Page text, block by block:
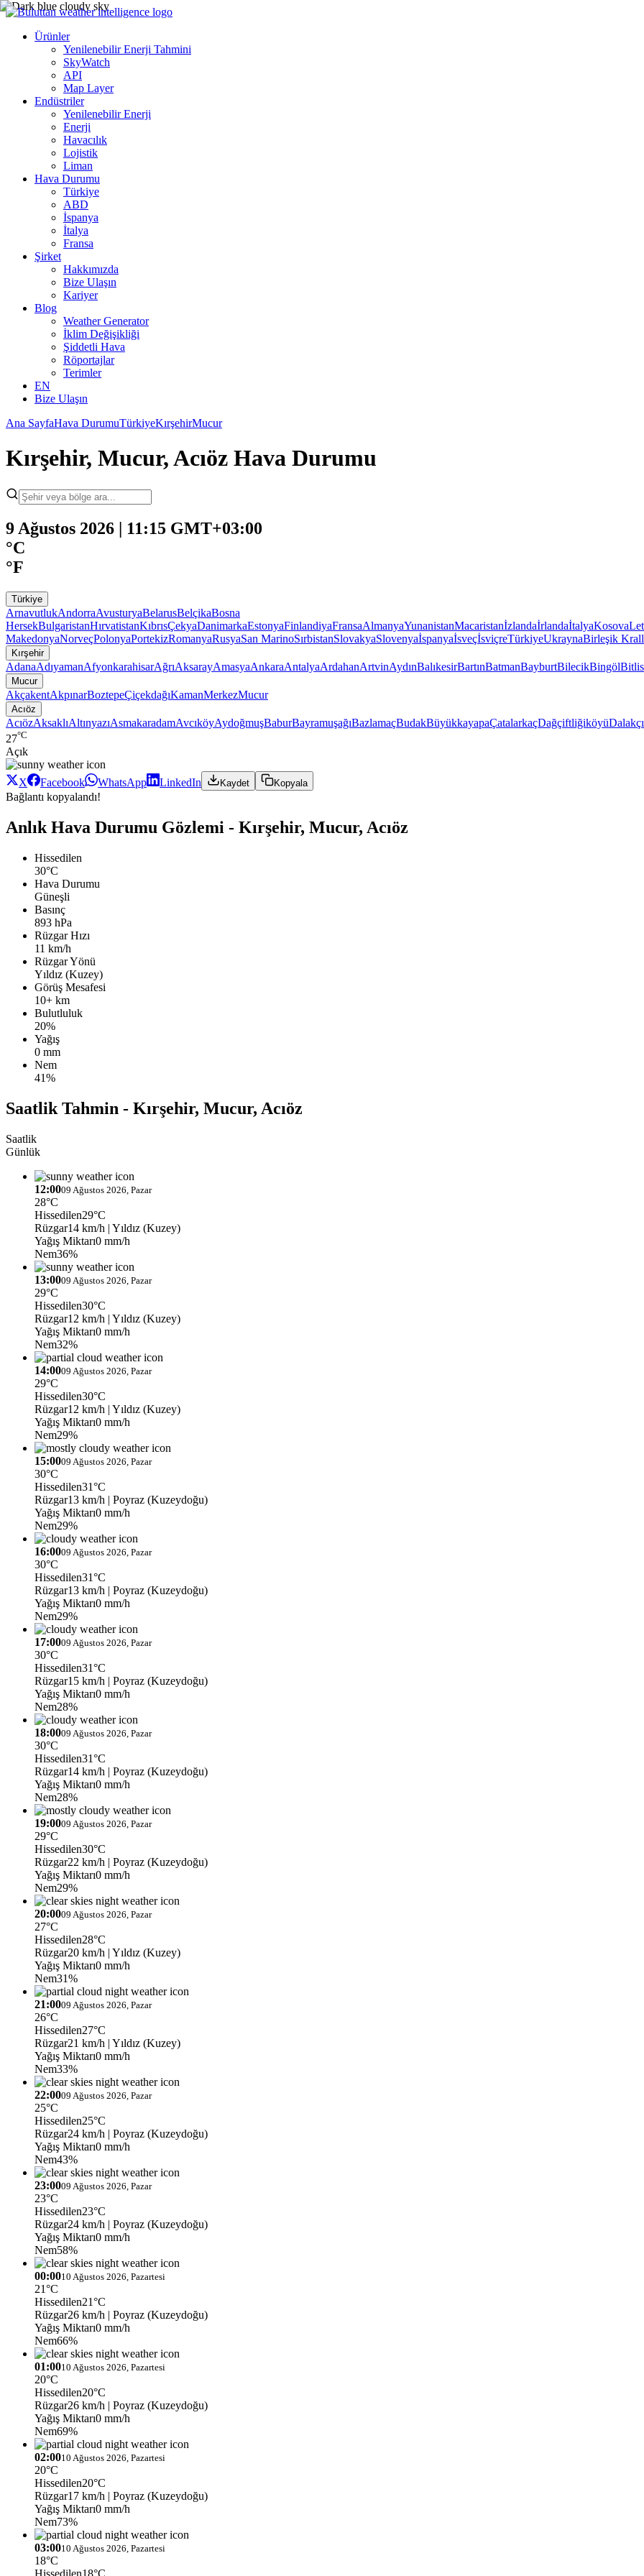
Ürünler
Yenilenebilir Enerji Tahmini
SkyWatch
API
Map Layer
Endüstriler
Yenilenebilir Enerji
Enerji
Havacılık
Lojistik
Liman
Hava Durumu
Türkiye
ABD
İspanya
İtalya
Fransa
Şirket
Hakkımızda
Bize Ulaşın
Kariyer
Blog
Weather Generator
İklim Değişikliği
Şiddetli Hava
Röportajlar
Terimler
EN
Bize Ulaşın
Ana SayfaHava DurumuTürkiyeKırşehirMucur
Kırşehir, Mucur, Acıöz Hava Durumu
9 Ağustos 2026 | 11:15 GMT+03:00
°C
°F
Türkiye
ArnavutlukAndorraAvusturyaBelarusBelçikaBosna
HersekBulgaristanHırvatistanKıbrısÇekyaDanimarkaEstonyaFinlandiyaFransaAlmanyaYunanistanMacaristanİzlandaİrlandaİtalyaKosova
MakedonyaNorveçPolonyaPortekizRomanyaRusyaSan MarinoSırbistanSlovakyaSlovenyaİspanyaİsveçİsviçreTürkiyeUkraynaBirleşik
Kırşehir
AdanaAdıyamanAfyonkarahisarAğrıAksarayAmasyaAnkaraAntalyaArdahanArtvinAydınBalıkesirBartınBatmanBayburtBilecikBingölBitlis
Mucur
AkçakentAkpınarBoztepeÇiçekdağıKamanMerkezMucur
Acıöz
AcıözAksaklıAltınyazıAsmakaradamAvcıköyAydoğmuşBaburBayramuşağıBazlamaçBudakBüyükkayapaÇatalarkaçDağçiftliğiköyüDalakçı
27°C
Açık
X Facebook WhatsApp LinkedIn Kaydet Kopyala
Bağlantı kopyalandı!
Anlık Hava Durumu Gözlemi - Kırşehir, Mucur, Acıöz
Hissedilen
30°C
Hava Durumu
Güneşli
Basınç
893 hPa
Rüzgar Hızı
11 km/h
Rüzgar Yönü
Yıldız (Kuzey)
Görüş Mesafesi
10+ km
Bulutluluk
20%
Yağış
0 mm
Nem
41%
Saatlik Tahmin - Kırşehir, Mucur, Acıöz
Saatlik
Günlük
12:0009 Ağustos 2026, Pazar
28°C
Hissedilen29°C
Rüzgar14 km/h | Yıldız (Kuzey)
Yağış Miktarı0 mm/h
Nem36%
13:0009 Ağustos 2026, Pazar
29°C
Hissedilen30°C
Rüzgar12 km/h | Yıldız (Kuzey)
Yağış Miktarı0 mm/h
Nem32%
14:0009 Ağustos 2026, Pazar
29°C
Hissedilen30°C
Rüzgar12 km/h | Yıldız (Kuzey)
Yağış Miktarı0 mm/h
Nem29%
15:0009 Ağustos 2026, Pazar
30°C
Hissedilen31°C
Rüzgar13 km/h | Poyraz (Kuzeydoğu)
Yağış Miktarı0 mm/h
Nem29%
16:0009 Ağustos 2026, Pazar
30°C
Hissedilen31°C
Rüzgar13 km/h | Poyraz (Kuzeydoğu)
Yağış Miktarı0 mm/h
Nem29%
17:0009 Ağustos 2026, Pazar
30°C
Hissedilen31°C
Rüzgar15 km/h | Poyraz (Kuzeydoğu)
Yağış Miktarı0 mm/h
Nem28%
18:0009 Ağustos 2026, Pazar
30°C
Hissedilen31°C
Rüzgar14 km/h | Poyraz (Kuzeydoğu)
Yağış Miktarı0 mm/h
Nem28%
19:0009 Ağustos 2026, Pazar
29°C
Hissedilen30°C
Rüzgar22 km/h | Poyraz (Kuzeydoğu)
Yağış Miktarı0 mm/h
Nem29%
20:0009 Ağustos 2026, Pazar
27°C
Hissedilen28°C
Rüzgar20 km/h | Yıldız (Kuzey)
Yağış Miktarı0 mm/h
Nem31%
21:0009 Ağustos 2026, Pazar
26°C
Hissedilen27°C
Rüzgar21 km/h | Yıldız (Kuzey)
Yağış Miktarı0 mm/h
Nem33%
22:0009 Ağustos 2026, Pazar
25°C
Hissedilen25°C
Rüzgar24 km/h | Poyraz (Kuzeydoğu)
Yağış Miktarı0 mm/h
Nem43%
23:0009 Ağustos 2026, Pazar
23°C
Hissedilen23°C
Rüzgar24 km/h | Poyraz (Kuzeydoğu)
Yağış Miktarı0 mm/h
Nem58%
00:0010 Ağustos 2026, Pazartesi
21°C
Hissedilen21°C
Rüzgar26 km/h | Poyraz (Kuzeydoğu)
Yağış Miktarı0 mm/h
Nem66%
01:0010 Ağustos 2026, Pazartesi
20°C
Hissedilen20°C
Rüzgar26 km/h | Poyraz (Kuzeydoğu)
Yağış Miktarı0 mm/h
Nem69%
02:0010 Ağustos 2026, Pazartesi
20°C
Hissedilen20°C
Rüzgar17 km/h | Poyraz (Kuzeydoğu)
Yağış Miktarı0 mm/h
Nem73%
03:0010 Ağustos 2026, Pazartesi
18°C
Hissedilen18°C